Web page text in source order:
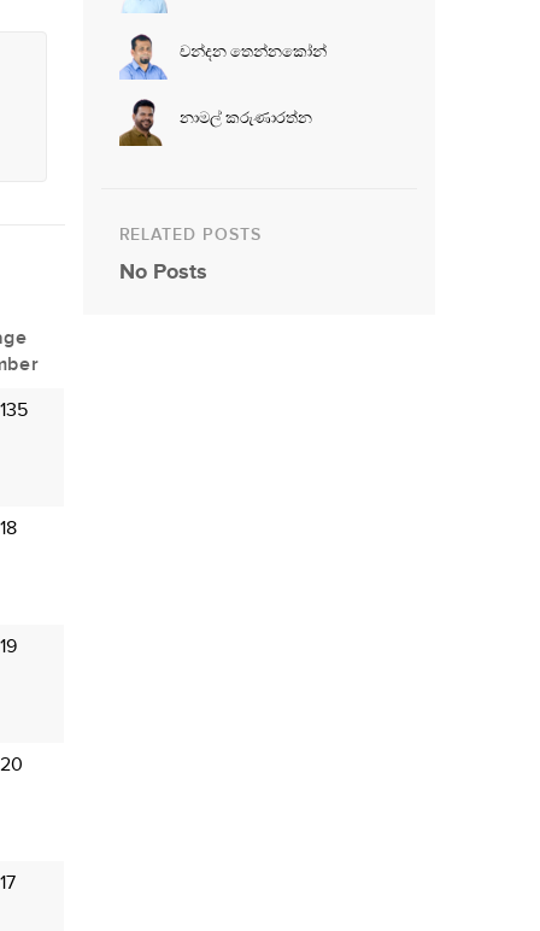
චන්දන තෙන්නකෝන්
නාමල් කරුණාරත්න
RELATED POSTS
No Posts